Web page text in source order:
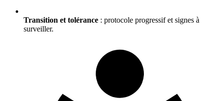
Transition et tolérance : protocole progressif et signes à
surveiller.